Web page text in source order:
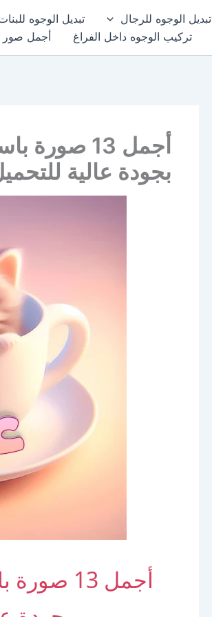
تبديل الوجوه للرجال تبديل الوجوه
تركيب الوجوه داخل الفراغ أجمل صور
أجمل 13
بجودة عالية
أجمل 13